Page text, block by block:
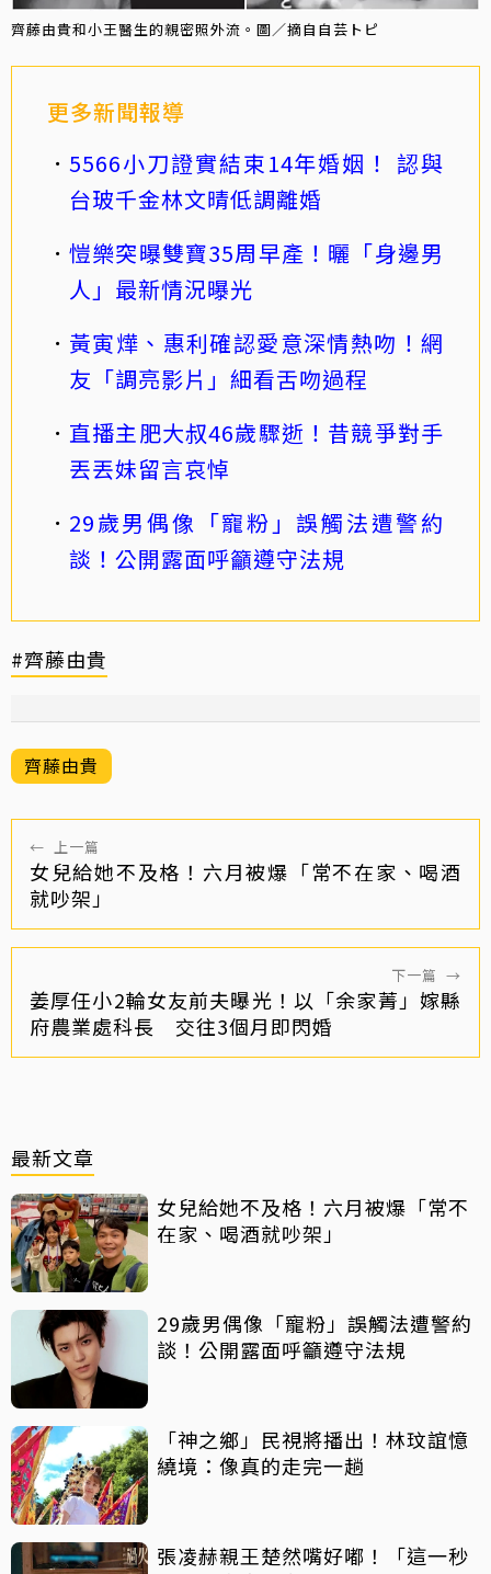
齊藤由貴和小王醫生的親密照外流。圖／摘自自芸トピ
更多新聞報導
5566小刀證實結束14年婚姻！ 認與
台玻千金林文晴低調離婚
愷樂突曝雙寶35周早產！曬「身邊男
人」最新情況曝光
黃寅燁、惠利確認愛意深情熱吻！網
友「調亮影片」細看舌吻過程
直播主肥大叔46歲驟逝！昔競爭對手
丟丟妹留言哀悼
29歲男偶像「寵粉」誤觸法遭警約
談！公開露面呼籲遵守法規
#齊藤由貴
齊藤由貴
← 上一篇
女兒給她不及格！六月被爆「常不在家、喝酒
就吵架」
下一篇 →
姜厚任小2輪女友前夫曝光！以「余家菁」嫁縣
府農業處科長 交往3個月即閃婚
最新文章
女兒給她不及格！六月被爆「常不
在家、喝酒就吵架」
29歲男偶像「寵粉」誤觸法遭警約
談！公開露面呼籲遵守法規
「神之鄉」民視將播出！林玟誼憶
繞境：像真的走完一趟
張凌赫親王楚然嘴好嘟！「這一秒